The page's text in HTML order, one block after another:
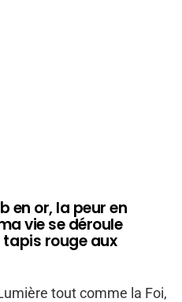
en or, la peur en
vie se déroule
rouge aux
tout comme la Foi,